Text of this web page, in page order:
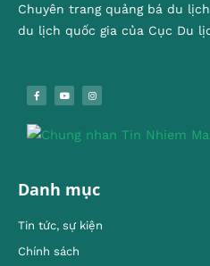
Chuyên trang quảng bá du
du lịch quốc gia của Cục Du
Danh mục
Tin tức, sự kiện
Chính sách